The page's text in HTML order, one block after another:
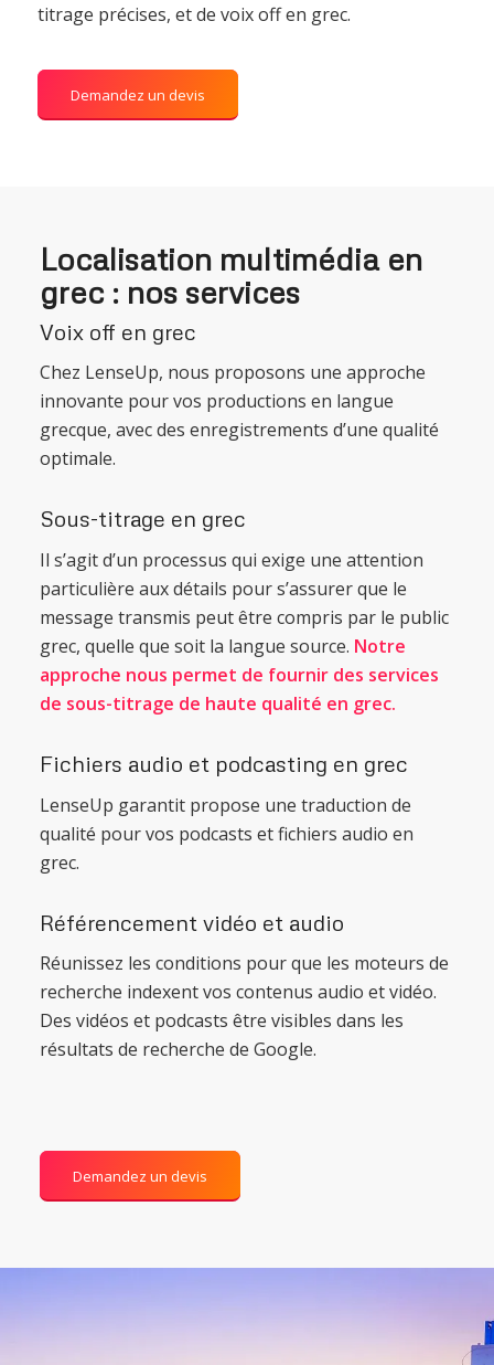
titrage précises, et de voix off en grec.
Demandez un devis
Localisation multimédia en
grec : nos services
Voix off en grec
Chez LenseUp, nous proposons une approche
innovante pour vos productions en langue
grecque, avec des enregistrements d’une qualité
optimale.
Sous-titrage en grec
Il s’agit d’un processus qui exige une attention
particulière aux détails pour s’assurer que le
message transmis peut être compris par le public
grec, quelle que soit la langue source. Notre
approche nous permet de fournir des services
de sous-titrage de haute qualité en grec.
Fichiers audio et podcasting en grec
LenseUp garantit propose une traduction de
qualité pour vos podcasts et fichiers audio en
grec.
Référencement vidéo et audio
Réunissez les conditions pour que les moteurs de
recherche indexent vos contenus audio et vidéo.
Des vidéos et podcasts être visibles dans les
résultats de recherche de Google.
Demandez un devis